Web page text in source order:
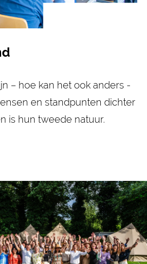
– hoe kan het ook anders -
en standpunten dichter
is hun tweede natuur.